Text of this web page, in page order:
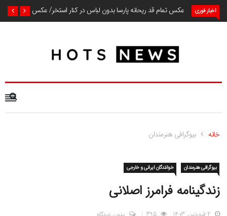
اخبار فوری عکس تمام قد ریحانه پارسا بدون لباس در کنار استخر/ عکس
خانه بیوگرافی هنرمندان
بیوگرافی هنرمندان خوانندگان ایرانی و خارجی
زندگینامه فرامرز اصلانی